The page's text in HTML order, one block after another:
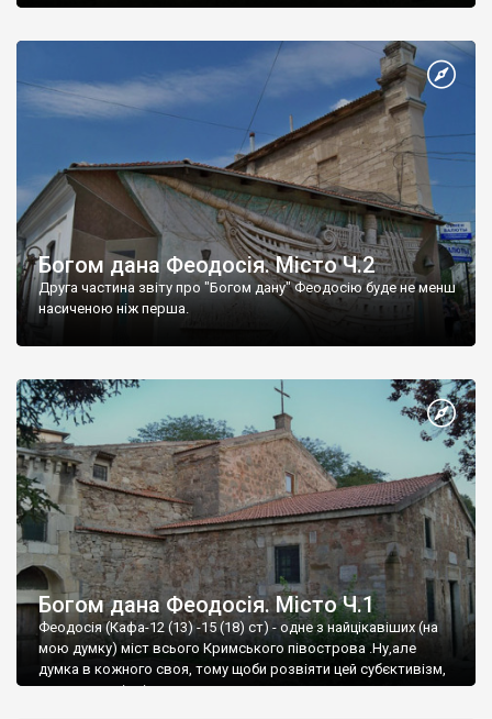
Богом дана Феодосія. Місто Ч.2
Друга частина звіту про "Богом дану" Феодосію буде не менш
насиченою ніж перша.
Богом дана Феодосія. Місто Ч.1
Феодосія (Кафа-12 (13) -15 (18) ст) - одне з найцікавіших (на
мою думку) міст всього Кримського півострова .Ну,але
думка в кожного своя, тому щоби розвіяти цей субєктивізм,
запрошую відвідати це